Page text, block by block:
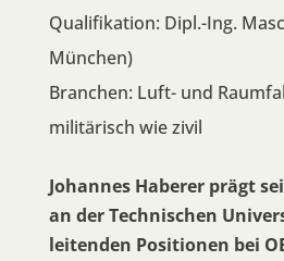
Qualifikation: Dipl.-Ing.
München)
Branchen: Luft- und
militärisch wie zivil
Johannes Haberer prägt
an der Technischen
leitenden Positionen bei